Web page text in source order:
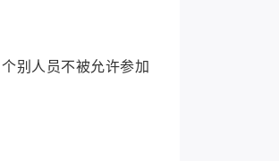
别人员不被允许参加